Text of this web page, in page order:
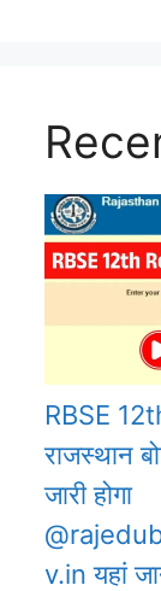
RBSE
राजस्थान
जारी होगा
v.in यहां